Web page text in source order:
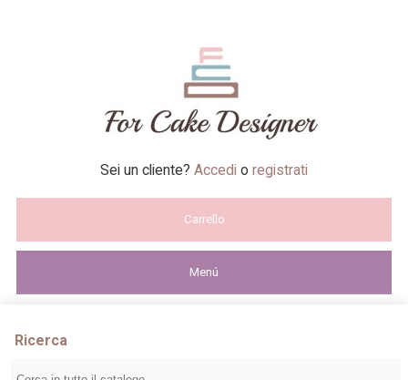
Sei un cliente? Accedi o registrati
Carrello
Menú
Ricerca